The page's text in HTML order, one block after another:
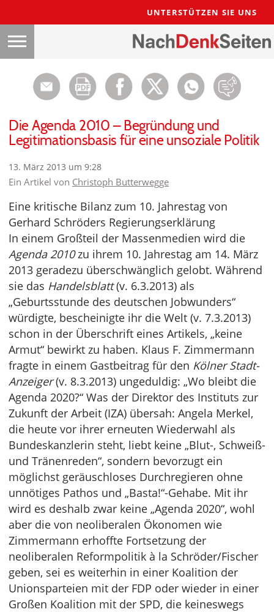
UNTERSTÜTZEN SIE UNS
Die Agenda 2010 – Begründung und
Legitimationsbasis für eine unsoziale Politik
13. März 2013 um 9:28
Ein Artikel von Christoph Butterwegge
Eine kritische Bilanz zum 10. Jahrestag von
Gerhard Schröders Regierungserklärung
In einem Großteil der Massenmedien wird die
Agenda 2010zu ihrem 10. Jahrestag am 14. März
2013 geradezu überschwänglich gelobt. Während
sie das Handelsblatt(v. 6.3.2013) als
„Geburtsstunde des deutschen Jobwunders“
würdigte, bescheinigte ihr die Welt (v. 7.3.2013)
schon in der Überschrift eines Artikels, „keine
Armut“ bewirkt zu haben. Klaus F. Zimmermann
fragte in einem Gastbeitrag für den Kölner Stadt-
Anzeiger(v. 8.3.2013) ungeduldig: „Wo bleibt die
Agenda 2020?“ Was der Direktor des Instituts zur
Zukunft der Arbeit (IZA) übersah: Angela Merkel,
die heute vor ihrer erneuten Wiederwahl als
Bundeskanzlerin steht, liebt keine „Blut-, Schweiß-
und Tränenreden“, sondern bevorzugt ein
möglichst geräuschloses Durchregieren ohne
unnötiges Pathos und „Basta!“-Gehabe. Mit ihr
wird es deshalb zwar keine „Agenda 2020“, wohl
aber die von neoliberalen Ökonomen wie
Zimmermann erhoffte Fortsetzung der
neoliberalen Reformpolitik à la Schröder/Fischer
geben, sei es weiterhin in einer Koalition der
Unionsparteien mit der FDP oder wieder in einer
Großen Koalition mit der SPD, die keineswegs